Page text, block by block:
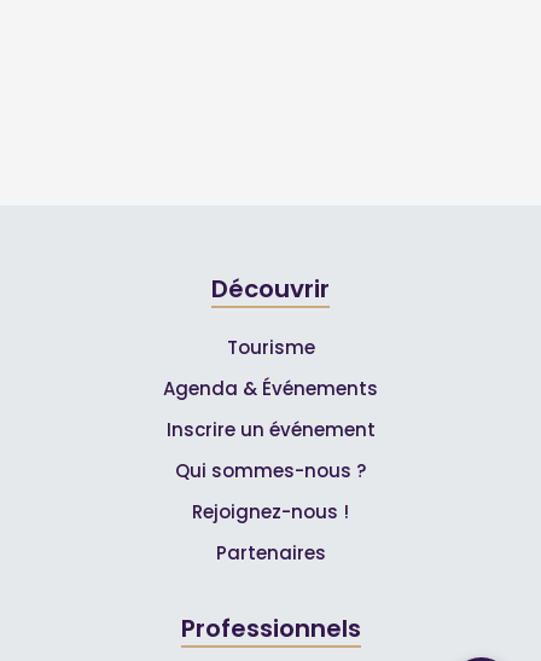
Découvrir
Tourisme
Agenda & Événements
Inscrire un événement
Qui sommes-nous ?
Rejoignez-nous !
Partenaires
Professionnels